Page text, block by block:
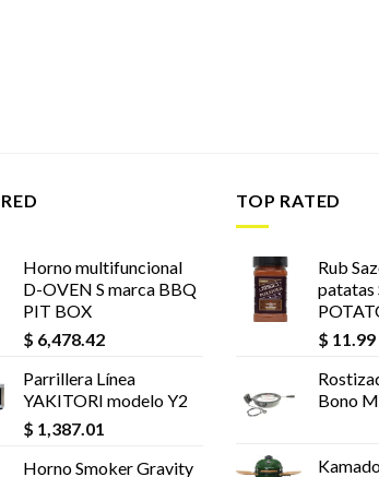
Horno multifuncional
D-OVEN S marca BBQ
PIT BOX
$ 6,478.42
Parrillera Línea
YAKITORI modelo Y2
$ 1,387.01
Horno Smoker Gravity
TOP RATED
Rub
patatas
$ 11.99
Bono